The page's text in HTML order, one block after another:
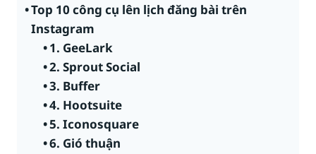
Top 10 công cụ lên lịch đăng bài trên
Instagram
1. GeeLark
2. Sprout Social
3. Buffer
4. Hootsuite
5. Iconosquare
6. Gió thuận